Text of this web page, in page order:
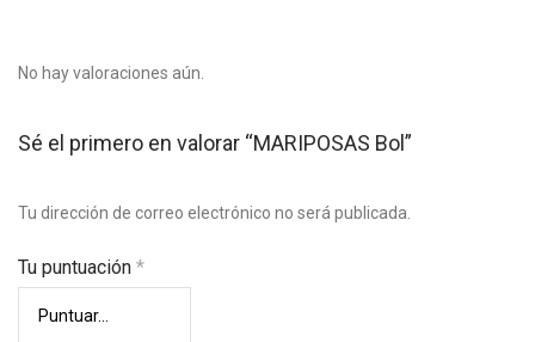
No hay valoraciones aún.
Sé el primero en valorar “MARIPOSAS Bol”
Tu dirección de correo electrónico no será publicada.
Tu puntuación *